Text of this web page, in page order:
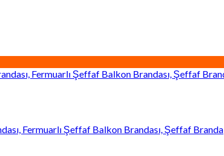
Fermuarlı Şeffaf Balkon Brandası, Şeffaf Branda